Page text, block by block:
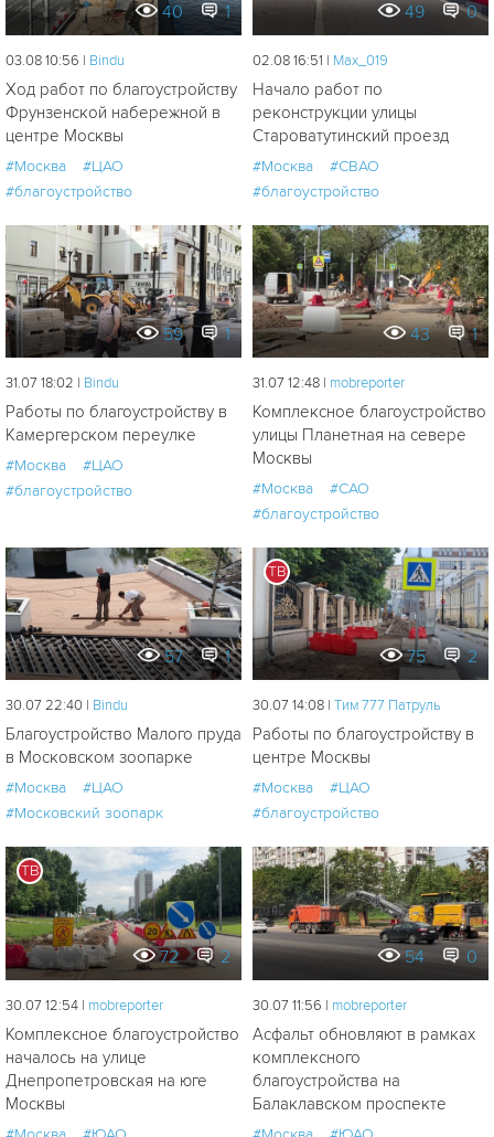
40 1
03.08 10:56 | Bindu
Ход работ по благоустройству
Фрунзенской набережной в
центре Москвы
#Москва
#ЦАО
#благоустройство
49 0
02.08 16:51 | Мах_019
Начало работ по
реконструкции улицы
Староватутинский проезд
#Москва
#СВАО
#благоустройство
59 1
31.07 18:02 | Bindu
Работы по благоустройству в
Камергерском переулке
#Москва
#ЦАО
#благоустройство
43 1
31.07 12:48 | mobreporter
Комплексное благоустройство
улицы Планетная на севере
Москвы
#Москва
#САО
#благоустройство
57 1
30.07 22:40 | Bindu
Благоустройство Малого пруда
в Московском зоопарке
#Москва
#ЦАО
#Московский зоопарк
ТВ
75 2
30.07 14:08 | Tим 777 Патруль
Работы по благоустройству в
центре Москвы
#Москва
#ЦАО
#благоустройство
ТВ
72 2
30.07 12:54 | mobreporter
Комплексное благоустройство
началось на улице
Днепропетровская на юге
Москвы
54 0
30.07 11:56 | mobreporter
Асфальт обновляют в рамках
комплексного
благоустройства на
Балаклавском проспекте